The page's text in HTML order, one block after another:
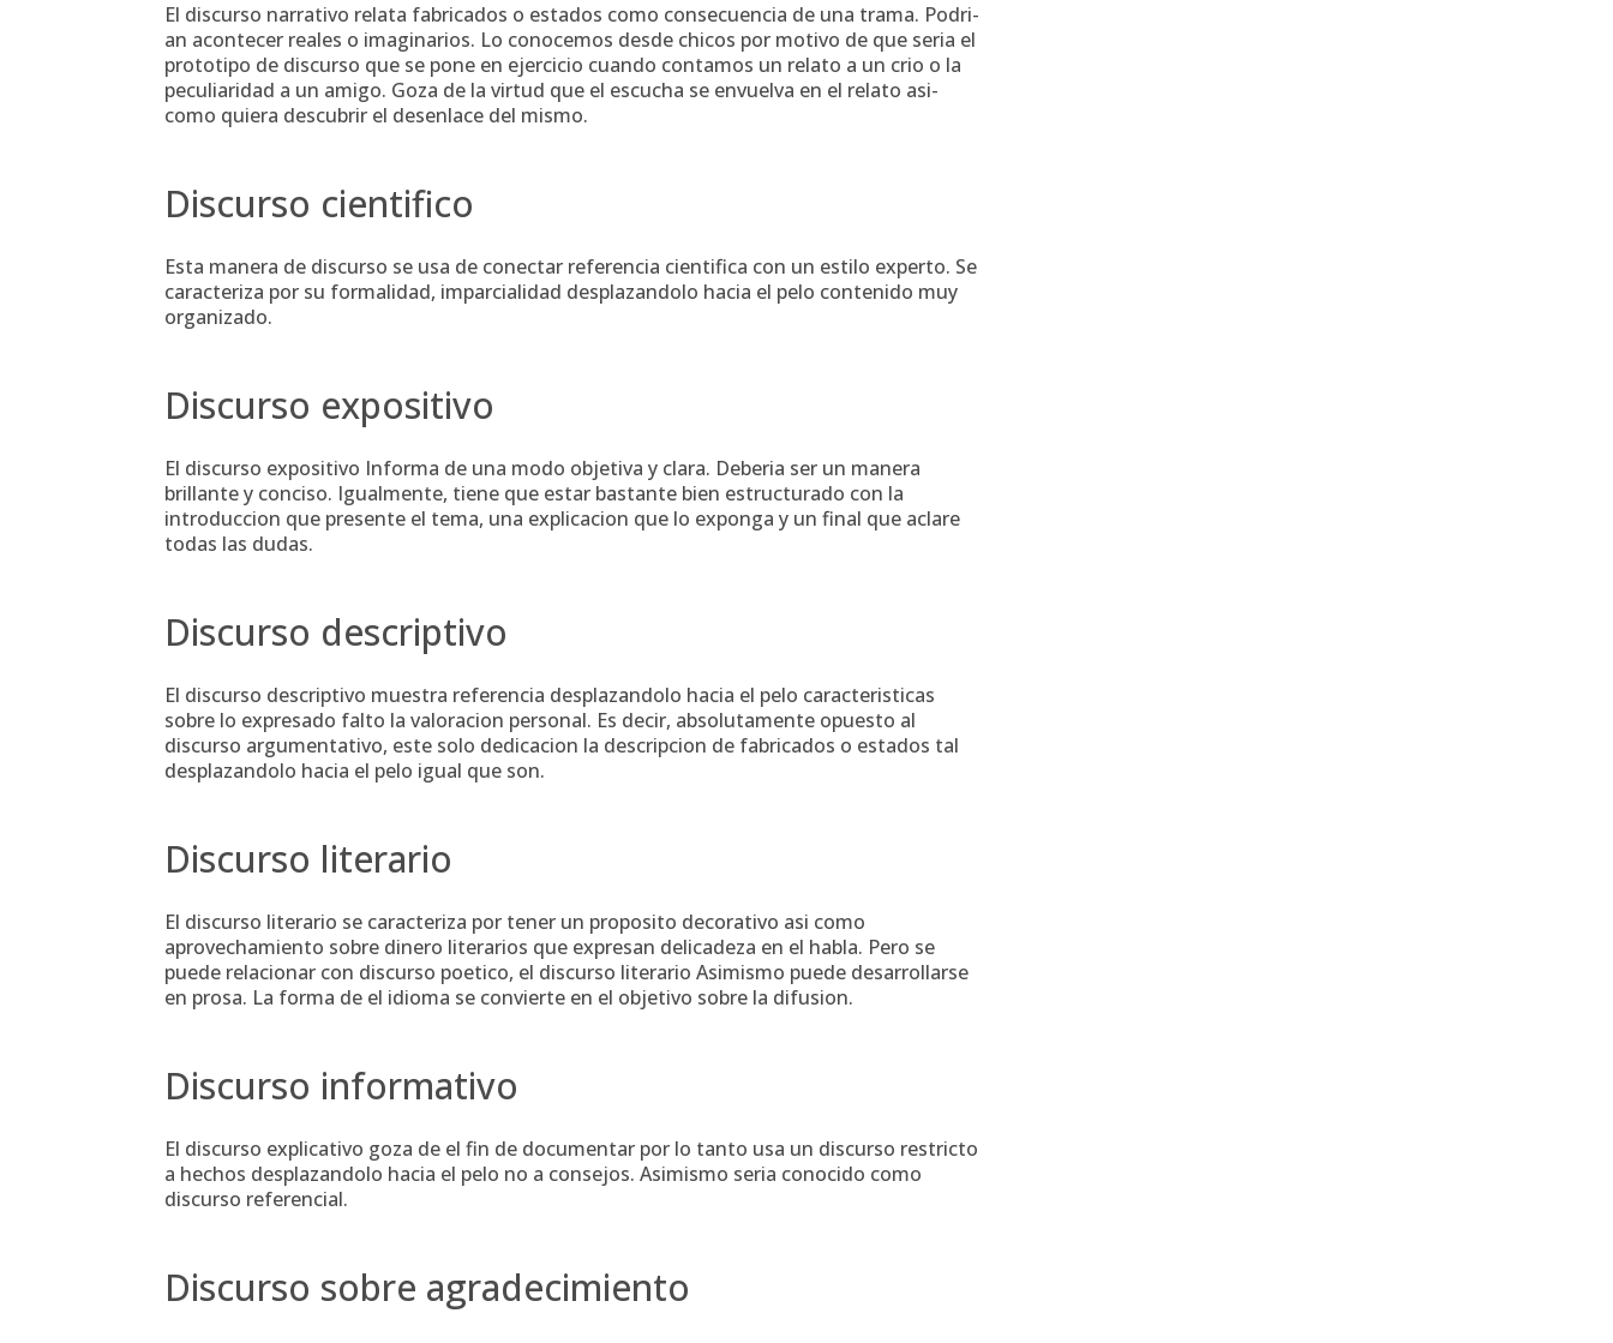
El discurso narrativo relata fabricados o estados como consecuencia de una trama. Podri­
an acontecer reales o imaginarios. Lo conocemos desde chicos por motivo de que seri­a el
prototipo de discurso que se pone en ejercicio cuando contamos un relato a un crio o la
peculiaridad a un amigo. Goza de la virtud que el escucha se envuelva en el relato asi­
como quiera descubrir el desenlace del mismo.
Discurso cientifico
Esta manera de discurso se usa de conectar referencia cientifica con un estilo experto. Se
caracteriza por su formalidad, imparcialidad desplazandolo hacia el pelo contenido muy
organizado.
Discurso expositivo
El discurso expositivo Informa de una modo objetiva y clara. Deberia ser un manera
brillante y conciso. Igualmente, tiene que estar bastante bien estructurado con la
introduccion que presente el tema, una explicacion que lo exponga y un final que aclare
todas las dudas.
Discurso descriptivo
El discurso descriptivo muestra referencia desplazandolo hacia el pelo caracteristicas
sobre lo expresado falto la valoracion personal. Es decir, absolutamente opuesto al
discurso argumentativo, este solo dedicacion la descripcion de fabricados o estados tal
desplazandolo hacia el pelo igual que son.
Discurso literario
El discurso literario se caracteriza por tener un proposito decorativo asi­ como
aprovechamiento sobre dinero literarios que expresan delicadeza en el habla. Pero se
puede relacionar con discurso poetico, el discurso literario Asimismo puede desarrollarse
en prosa. La forma de el idioma se convierte en el objetivo sobre la difusion.
Discurso informativo
El discurso explicativo goza de el fin de documentar por lo tanto usa un discurso restricto
a hechos desplazandolo hacia el pelo no a consejos. Asimismo seri­a conocido como
discurso referencial.
Discurso sobre agradecimiento